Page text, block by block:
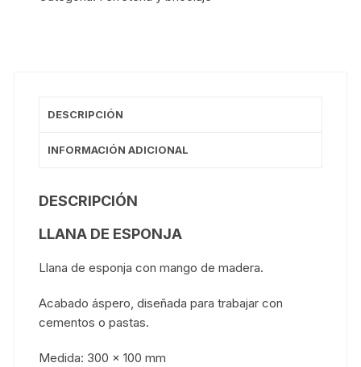
DESCRIPCIÓN
INFORMACIÓN ADICIONAL
DESCRIPCIÓN
LLANA DE ESPONJA
Llana de esponja con mango de madera.
Acabado áspero, diseñada para trabajar con
cementos o pastas.
Medida: 300 x 100 mm